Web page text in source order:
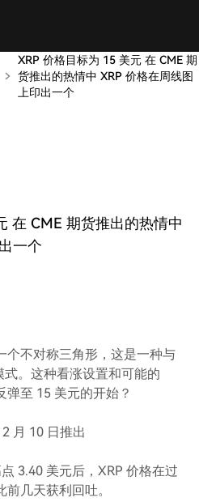
XRP 价格目标为 15 美元 在 CME 期
货推出的热情中 XRP 价格在周线图
上印出一个
在 CME 期货推出的热情中
一个
个不对称三角形，这是一种与
。这种看涨设置和可能的
弹至 15 美元的开始？
月 10 日推出
3.40 美元后，XRP 价格在过
几天获利回吐。